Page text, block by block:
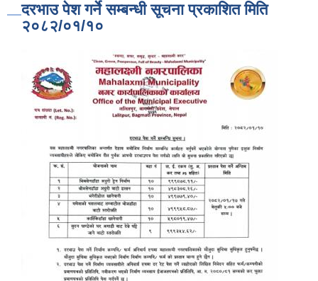
दरभाउ पेश गर्ने सम्बन्धी सूचना प्रकाशित मिति
२०८२/०१/१०